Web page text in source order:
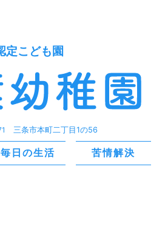
定こども園
三条市本町二丁目1の56
毎日の生活 苦情解決